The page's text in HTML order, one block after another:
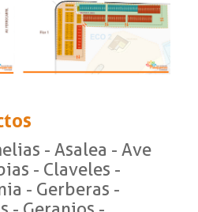
- Asalea - Ave
- Claveles -
- Gerberas -